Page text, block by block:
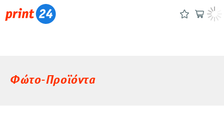
Φώτο-Προϊόντα